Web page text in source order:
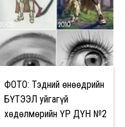
ФОТО: Тэдний өнөөдрийн
БҮТЭЭЛ уйгагүй
хөдөлмөрийн ҮР ДҮН №2